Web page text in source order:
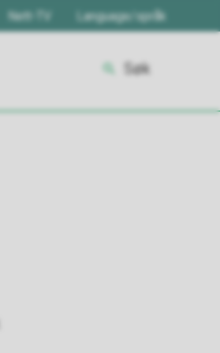
Nett-TV Language/språk
Søk